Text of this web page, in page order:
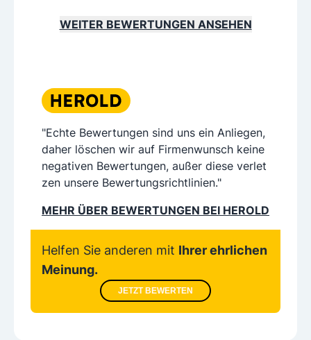
WEITER BEWERTUNGEN ANSEHEN
"Echte Bewertungen sind uns ein Anliegen,
daher löschen wir auf Firmenwunsch keine
negativen Bewertungen, außer diese verlet
zen unsere Bewertungsrichtlinien."
MEHR ÜBER BEWERTUNGEN BEI HEROLD
Helfen Sie anderen mit Ihrer ehrlichen
Meinung.
JETZT BEWERTEN